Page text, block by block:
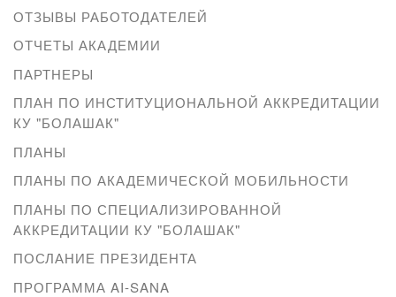
ОТЗЫВЫ РАБОТОДАТЕЛЕЙ
ОТЧЕТЫ АКАДЕМИИ
ПАРТНЕРЫ
ПЛАН ПО ИНСТИТУЦИОНАЛЬНОЙ АККРЕДИТАЦИИ
КУ "БОЛАШАК"
ПЛАНЫ
ПЛАНЫ ПО АКАДЕМИЧЕСКОЙ МОБИЛЬНОСТИ
ПЛАНЫ ПО СПЕЦИАЛИЗИРОВАННОЙ
АККРЕДИТАЦИИ КУ "БОЛАШАК"
ПОСЛАНИЕ ПРЕЗИДЕНТА
ПРОГРАММА AI-SANA